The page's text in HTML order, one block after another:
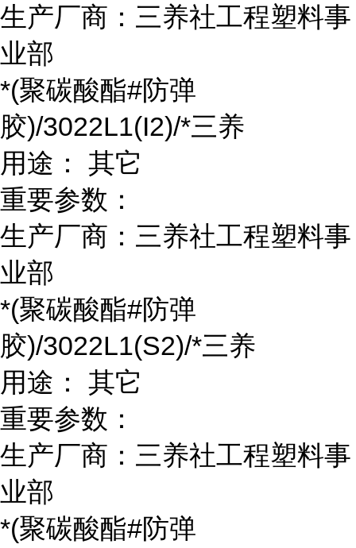
生产厂商：三养社工程塑料事
业部
*(聚碳酸酯#防弹
胶)/3022L1(I2)/*三养
用途： 其它
重要参数：
生产厂商：三养社工程塑料事
业部
*(聚碳酸酯#防弹
胶)/3022L1(S2)/*三养
用途： 其它
重要参数：
生产厂商：三养社工程塑料事
业部
*(聚碳酸酯#防弹